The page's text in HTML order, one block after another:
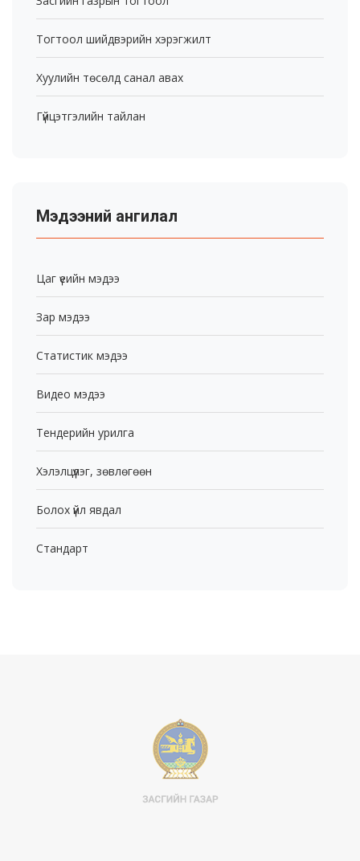
Тогтоол шийдвэрийн хэрэгжилт
Хуулийн төсөлд санал авах
Гүйцэтгэлийн тайлан
Мэдээний ангилал
Цаг үеийн мэдээ
Зар мэдээ
Статистик мэдээ
Видео мэдээ
Тендерийн урилга
Хэлэлцүүлэг, зөвлөгөөн
Болох үйл явдал
Стандарт